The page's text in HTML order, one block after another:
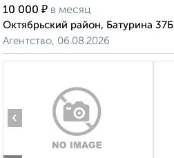
10 000 ₽ в месяц
Октябрьский район, Батурина 37Б
Агентство, 06.08.2026
‹